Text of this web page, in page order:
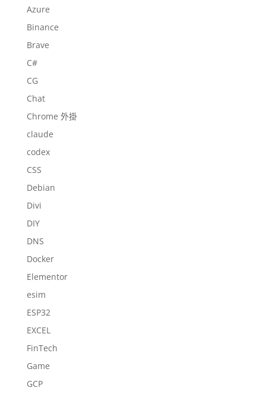
Azure
Binance
Brave
C#
CG
Chat
Chrome 外掛
claude
codex
CSS
Debian
Divi
DIY
DNS
Docker
Elementor
esim
ESP32
EXCEL
FinTech
Game
GCP